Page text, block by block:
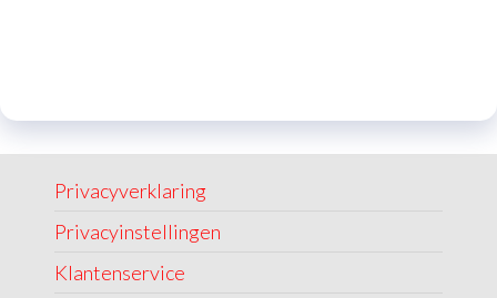
Privacyverklaring
Privacyinstellingen
Klantenservice